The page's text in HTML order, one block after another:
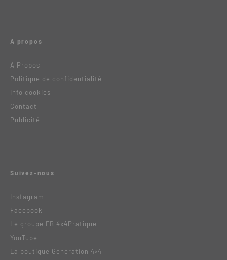
A propos
A Propos
Politique de confidentialité
Info cookies
Contact
Publicité
Suivez-nous
Instagram
Facebook
Le groupe FB 4x4Pratique
YouTube
La boutique Génération 4×4